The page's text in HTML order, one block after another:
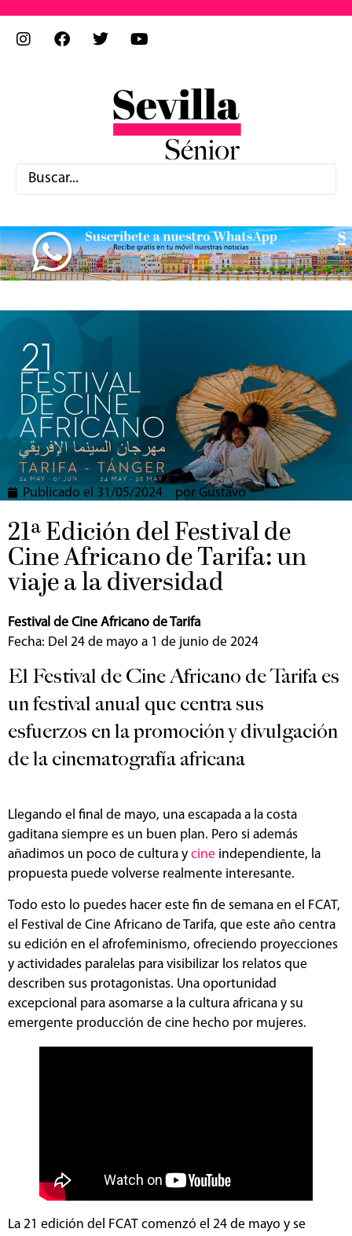
Publicado el 31/05/2024 por Gustavo
21ª Edición del Festival de
Cine Africano de Tarifa: un
viaje a la diversidad
Festival de Cine Africano de Tarifa
Fecha: Del 24 de mayo a 1 de junio de 2024
El Festival de Cine Africano de Tarifa es
un festival anual que centra sus
esfuerzos en la promoción y divulgación
de la cinematografía africana
Llegando el final de mayo, una escapada a la costa
gaditana siempre es un buen plan. Pero si además
añadimos un poco de cultura y cine independiente, la
propuesta puede volverse realmente interesante.
Todo esto lo puedes hacer este fin de semana en el FCAT,
el Festival de Cine Africano de Tarifa, que este año centra
su edición en el afrofeminismo, ofreciendo proyecciones
y actividades paralelas para visibilizar los relatos que
describen sus protagonistas. Una oportunidad
excepcional para asomarse a la cultura africana y su
emergente producción de cine hecho por mujeres.
La 21 edición del FCAT comenzó el 24 de mayo y se